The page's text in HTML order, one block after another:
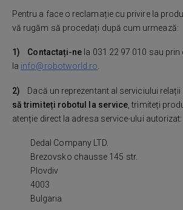
Pentru a face o reclamație cu privire la
vă rugăm să procedați după cum urmează:
1) Contactați-ne la 031 22 97 010 sau prin
la info@robotworld.ro
2) Dacă un reprezentant al serviciului relații
să trimiteți robotul la service , trimiteți
atenție direct la adresa service-ului autorizat:
Dedal Company LTD.
Brezovsko chausse 145 str.
Plovdiv
4003
Bulgaria